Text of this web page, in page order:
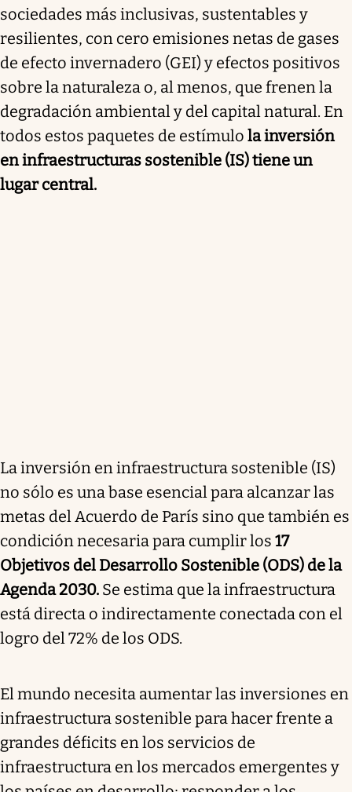
sociedades más inclusivas, sustentables y
resilientes, con cero emisiones netas de gases
de efecto invernadero (GEI) y efectos positivos
sobre la naturaleza o, al menos, que frenen la
degradación ambiental y del capital natural. En
todos estos paquetes de estímulo la inversión
en infraestructuras sostenible (IS) tiene un
lugar central.
La inversión en infraestructura sostenible (IS)
no sólo es una base esencial para alcanzar las
metas del Acuerdo de París sino que también es
condición necesaria para cumplir los 17
Objetivos del Desarrollo Sostenible (ODS) de la
Agenda 2030. Se estima que la infraestructura
está directa o indirectamente conectada con el
logro del 72% de los ODS.
El mundo necesita aumentar las inversiones en
infraestructura sostenible para hacer frente a
grandes déficits en los servicios de
infraestructura en los mercados emergentes y